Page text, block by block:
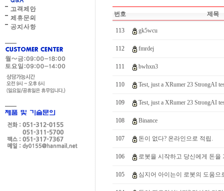
번호 제목
113 gk5wcu
112 fmrdej
111 bwhxn3
110 Test, just a XRumer 23 StrongAI
109 Test, just a XRumer 23 StrongAI
108 Binance
107 돈이 없다? 온라인으로 적립.
106 로봇을 시작하고 당신에게 돈을
105 심지어 아이는이 로봇의 도움으